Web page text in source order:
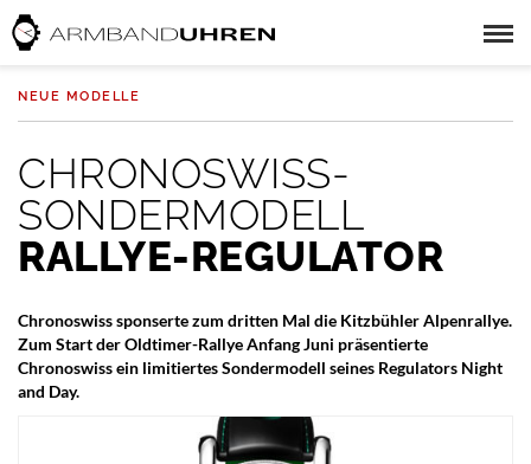
NEUE MODELLE
CHRONOSWISS-
SONDERMODELL
RALLYE-REGULATOR
Chronoswiss sponserte zum dritten Mal die Kitzbühler Alpenrallye.
Zum Start der Oldtimer-Rallye Anfang Juni präsentierte
Chronoswiss ein limitiertes Sondermodell seines Regulators Night
and Day.